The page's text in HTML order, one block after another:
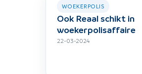
WOEKERPOLIS
Ook Reaal schikt in
woekerpolisaffaire
22-03-2024